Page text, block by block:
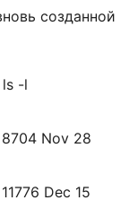
созданной
-l
Nov 28
Dec 15